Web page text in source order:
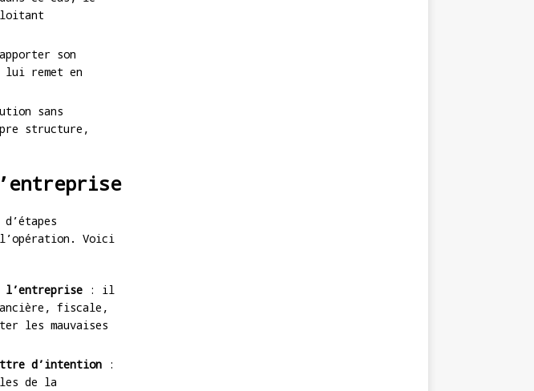
son
lui remet en
sans
structure,
Voici
: il
fiscale,
les mauvaises
d’intention :
de la